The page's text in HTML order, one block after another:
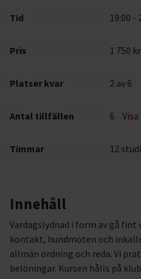
Tid 19:00 -
Pris 1 750 kr
Platser kvar 2 av 6
Antal tillfällen 6
Timmar 12
Innehåll
Vardagslydnad i form av gå
kontakt, hundmöten och
allmän ordning och reda. Vi
belöningar. Kursen hålls på